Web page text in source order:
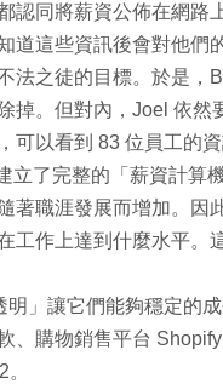
認同將薪資公佈在網路
道這些資訊後會對他們
法之徒的目標。於是，
掉。但對內，Joel 依然
，可以看到 83 位員工的資
立了完整的「薪資計算
著職涯發展而增加。因
工作上達到什麼水平。
明」讓它們能夠穩定的
、購物銷售平台